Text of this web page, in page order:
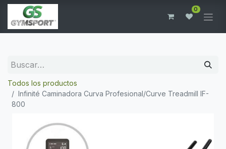
0
Todos los productos
Infinité Caminadora Curva Profesional/Curve Treadmill IF-
800